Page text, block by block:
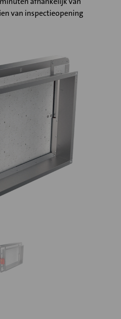
van inspectieopening